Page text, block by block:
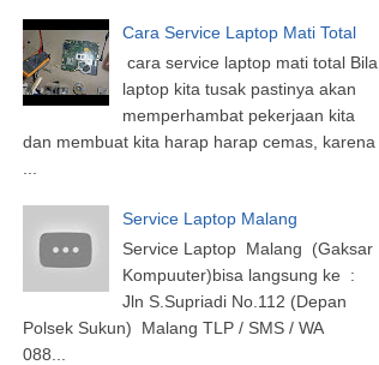
Cara Service Laptop Mati Total
cara service laptop mati total Bila
laptop kita tusak pastinya akan
memperhambat pekerjaan kita
dan membuat kita harap harap cemas, karena
...
Service Laptop Malang
Service Laptop Malang (Gaksar
Kompuuter)bisa langsung ke :
Jln S.Supriadi No.112 (Depan
Polsek Sukun) Malang TLP / SMS / WA
088...